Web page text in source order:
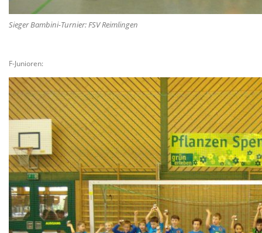
Sieger Bambini-Turnier: FSV Reimlingen
F-Junioren: